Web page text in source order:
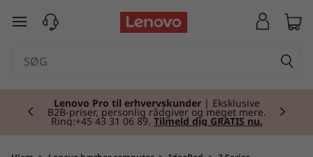
spring til hovedindhold
Lenovo Pro til erhvervskunder| Eksklusive
B2B-priser, personlig rådgiver og meget mere.
Ring:+45 43 31 06 89. Tilmeld dig GRATIS nu.
Currently displaying item 2 of 2